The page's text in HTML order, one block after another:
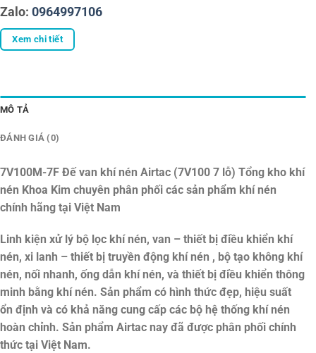
Zalo: 0964997106
Xem chi tiết
MÔ TẢ
ĐÁNH GIÁ (0)
7V100M-7F Đế van khí nén Airtac (7V100 7 lỗ) Tổng kho khí
nén Khoa Kim chuyên phân phối các sản phẩm khí nén
chính hãng tại Việt Nam
Linh kiện xử lý bộ lọc khí nén, van – thiết bị điều khiển khí
nén, xi lanh – thiết bị truyền động khí nén , bộ tạo không khí
nén, nối nhanh, ống dẫn khí nén, và thiết bị điều khiển thông
minh bằng khí nén. Sản phẩm có hình thức đẹp, hiệu suất
ổn định và có khả năng cung cấp các bộ hệ thống khí nén
hoàn chỉnh. Sản phẩm Airtac nay đã được phân phối chính
thức tại Việt Nam.